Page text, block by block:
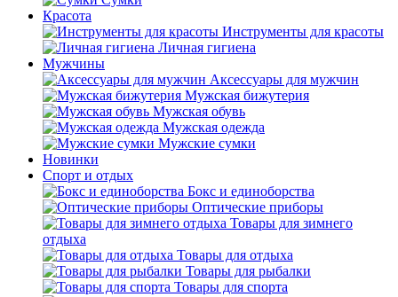
Красота
Инструменты для красоты
Личная гигиена
Мужчины
Аксессуары для мужчин
Мужская бижутерия
Мужская обувь
Мужская одежда
Мужские сумки
Новинки
Спорт и отдых
Бокс и единоборства
Оптические приборы
Товары для зимнего
отдыха
Товары для отдыха
Товары для рыбалки
Товары для спорта